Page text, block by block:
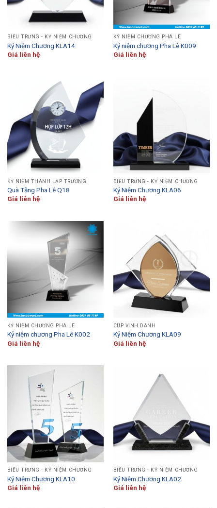
BIỂU TRƯNG - KỶ NIỆM CHƯƠNG
Kỷ Niệm Chương KLA14
Giá liên hệ
KỶ NIỆM CHƯƠNG PHA LÊ
Kỷ niệm chương Pha Lê K009
Giá liên hệ
KỶ NIỆM THÀNH LẬP TRƯỜNG
Quà Tặng Pha Lê Q18
Giá liên hệ
BIỂU TRƯNG - KỶ NIỆM CHƯƠNG
Kỷ Niệm Chương KLA06
Giá liên hệ
KỶ NIỆM CHƯƠNG PHA LÊ
Kỷ niệm chương Pha Lê K002
Giá liên hệ
CÚP VINH DANH
Kỷ Niệm Chương KLA09
Giá liên hệ
BIỂU TRƯNG - KỶ NIỆM CHƯƠNG
Kỷ Niệm Chương KLA10
Giá liên hệ
BIỂU TRƯNG - KỶ NIỆM CHƯƠNG
Kỷ Niệm Chương KLA02
Giá liên hệ